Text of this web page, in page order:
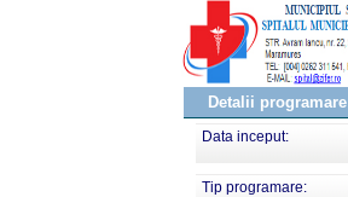
Detalii programare
Data inceput:
Tip programare: